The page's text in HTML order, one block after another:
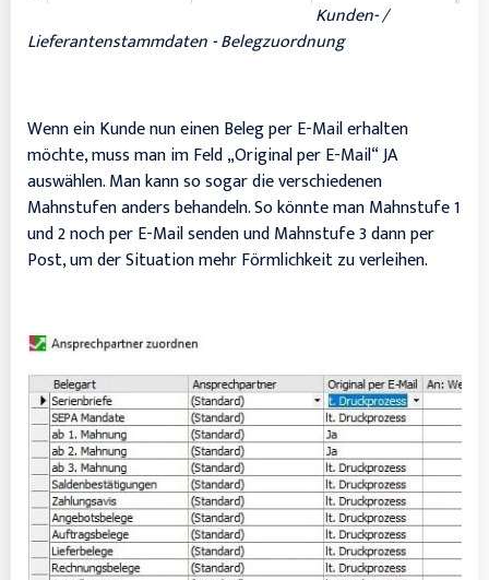
Kunden- /
Lieferantenstammdaten - Belegzuordnung
Wenn ein Kunde nun einen Beleg per E-Mail erhalten
möchte, muss man im Feld „Original per E-Mail“ JA
auswählen. Man kann so sogar die verschiedenen
Mahnstufen anders behandeln. So könnte man Mahnstufe 1
und 2 noch per E-Mail senden und Mahnstufe 3 dann per
Post, um der Situation mehr Förmlichkeit zu verleihen.